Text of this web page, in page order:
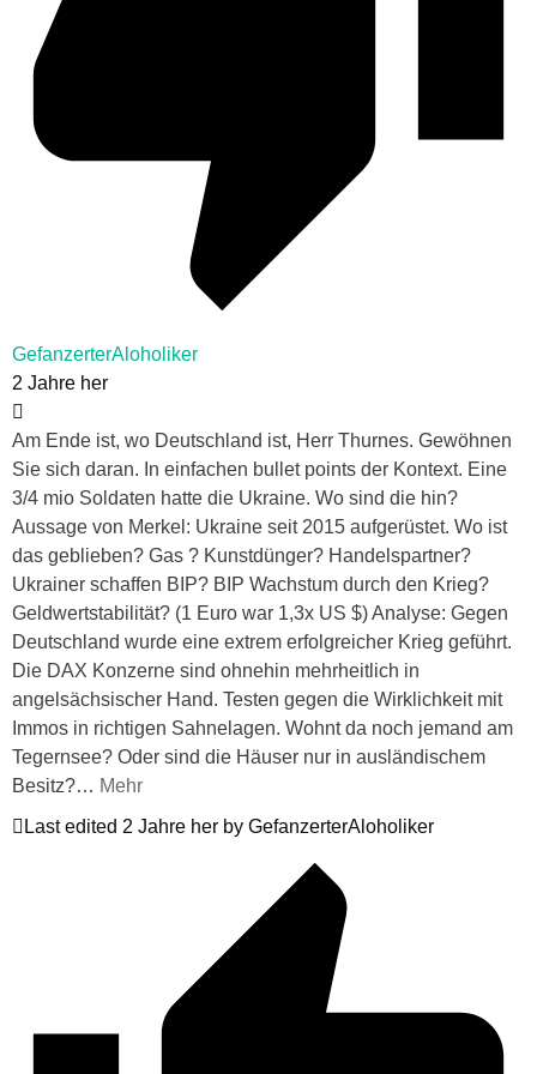
GefanzerterAloholiker
2 Jahre her
Am Ende ist, wo Deutschland ist, Herr Thurnes. Gewöhnen
Sie sich daran. In einfachen bullet points der Kontext. Eine
3/4 mio Soldaten hatte die Ukraine. Wo sind die hin?
Aussage von Merkel: Ukraine seit 2015 aufgerüstet. Wo ist
das geblieben? Gas ? Kunstdünger? Handelspartner?
Ukrainer schaffen BIP? BIP Wachstum durch den Krieg?
Geldwertstabilität? (1 Euro war 1,3x US $) Analyse: Gegen
Deutschland wurde eine extrem erfolgreicher Krieg geführt.
Die DAX Konzerne sind ohnehin mehrheitlich in
angelsächsischer Hand. Testen gegen die Wirklichkeit mit
Immos in richtigen Sahnelagen. Wohnt da noch jemand am
Tegernsee? Oder sind die Häuser nur in ausländischem
Besitz?… Mehr
Last edited 2 Jahre her by GefanzerterAloholiker